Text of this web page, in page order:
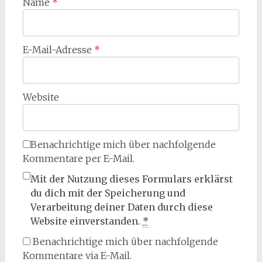
Name *
E-Mail-Adresse *
Website
Benachrichtige mich über nachfolgende
Kommentare per E-Mail.
Mit der Nutzung dieses Formulars erklärst
du dich mit der Speicherung und
Verarbeitung deiner Daten durch diese
Website einverstanden. *
Benachrichtige mich über nachfolgende
Kommentare via E-Mail.